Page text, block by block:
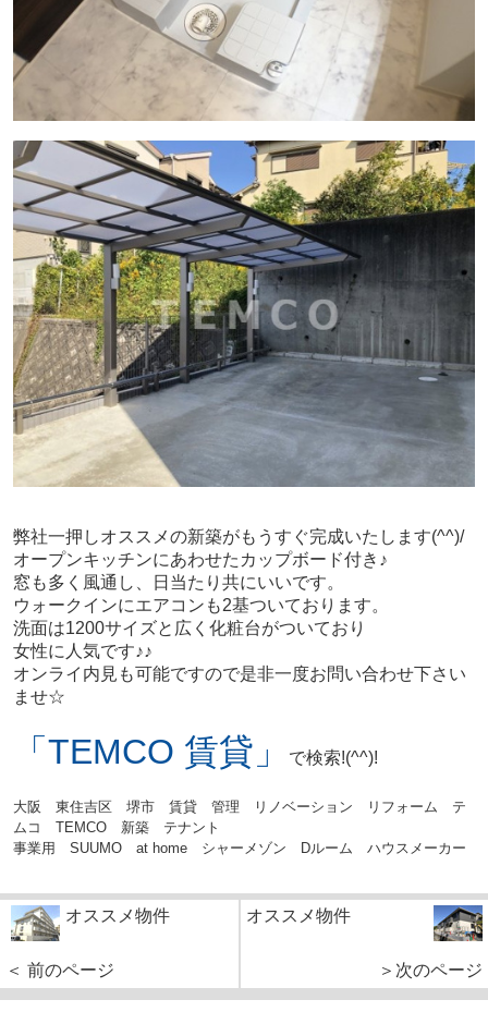
弊社一押しオススメの新築がもうすぐ完成いたします(^^)/
オープンキッチンにあわせたカップボード付き♪
窓も多く風通し、日当たり共にいいです。
ウォークインにエアコンも2基ついております。
洗面は1200サイズと広く化粧台がついており
女性に人気です♪♪
オンライ内見も可能ですので是非一度お問い合わせ下さい
ませ☆
「TEMCO 賃貸」 で検索!(^^)!
大阪 東住吉区 堺市 賃貸 管理 リノベーション リフォーム テ
ムコ TEMCO 新築 テナント
事業用 SUUMO at home シャーメゾン Dルーム ハウスメーカー
オススメ物件
＜ 前のページ
オススメ物件
＞次のページ